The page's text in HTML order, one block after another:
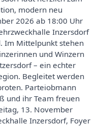
modern neu
2026 ab 18:00 Uhr
Inzersdorf
Im Mittelpunkt stehen
und Winzern
– ein echter
Begleitet werden
Parteiobmann
und ihr Team freuen
13. November
Inzersdorf, Foyer